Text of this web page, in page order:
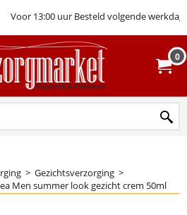
Voor 13:00 uur Besteld volgende werkdag
0
> Gezichtsverzorging >
Men summer look gezicht crem 50ml